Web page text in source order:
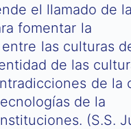
el llamado de la
fomentar la
las culturas
de las
de la
de la
(S.S.